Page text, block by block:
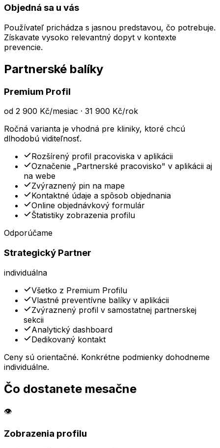
Objedná sa u vás
Používateľ prichádza s jasnou predstavou, čo potrebuje.
Získavate vysoko relevantný dopyt v kontexte
prevencie.
Partnerské balíky
Premium Profil
od 2 900 Kč/mesiac · 31 900 Kč/rok
Ročná varianta je vhodná pre kliniky, ktoré chcú
dlhodobú viditeľnosť.
Rozšírený profil pracoviska v aplikácii
Označenie „Partnerské pracovisko" v aplikácii aj
na webe
Zvýraznený pin na mape
Kontaktné údaje a spôsob objednania
Online objednávkový formulár
Štatistiky zobrazenia profilu
Odporúčame
Strategický Partner
individuálna
Všetko z Premium Profilu
Vlastné preventívne balíky v aplikácii
Zvýraznený profil v samostatnej partnerskej
sekcii
Analytický dashboard
Dedikovaný kontakt
Ceny sú orientačné. Konkrétne podmienky dohodneme
individuálne.
Čo dostanete mesačne
👁️
Zobrazenia profilu